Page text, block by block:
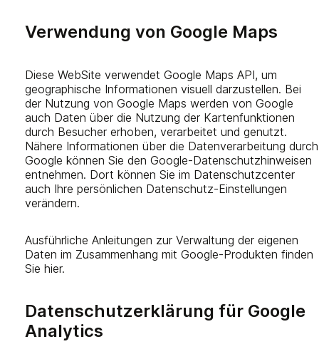
Verwendung von Google Maps
Diese WebSite verwendet Google Maps API, um
geographische Informationen visuell darzustellen. Bei
der Nutzung von Google Maps werden von Google
auch Daten über die Nutzung der Kartenfunktionen
durch Besucher erhoben, verarbeitet und genutzt.
Nähere Informationen über die Datenverarbeitung durch
Google können Sie den Google-Datenschutzhinweisen
entnehmen. Dort können Sie im Datenschutzcenter
auch Ihre persönlichen Datenschutz-Einstellungen
verändern.
Ausführliche Anleitungen zur Verwaltung der eigenen
Daten im Zusammenhang mit Google-Produkten finden
Sie hier.
Datenschutzerklärung für Google
Analytics